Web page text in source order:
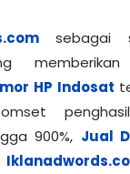
sebagai
HP Indosat
900%, Jual